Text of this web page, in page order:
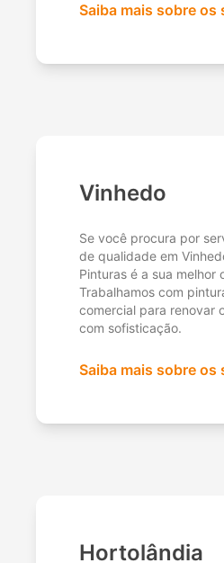
Saiba mais sobre os
Vinhedo
Se você procura por
de qualidade em
Pinturas é a sua melhor
Trabalhamos com
comercial para renovar
com sofisticação.
Saiba mais sobre os
Hortolândia